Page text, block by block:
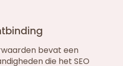
bevat een
die het SEO